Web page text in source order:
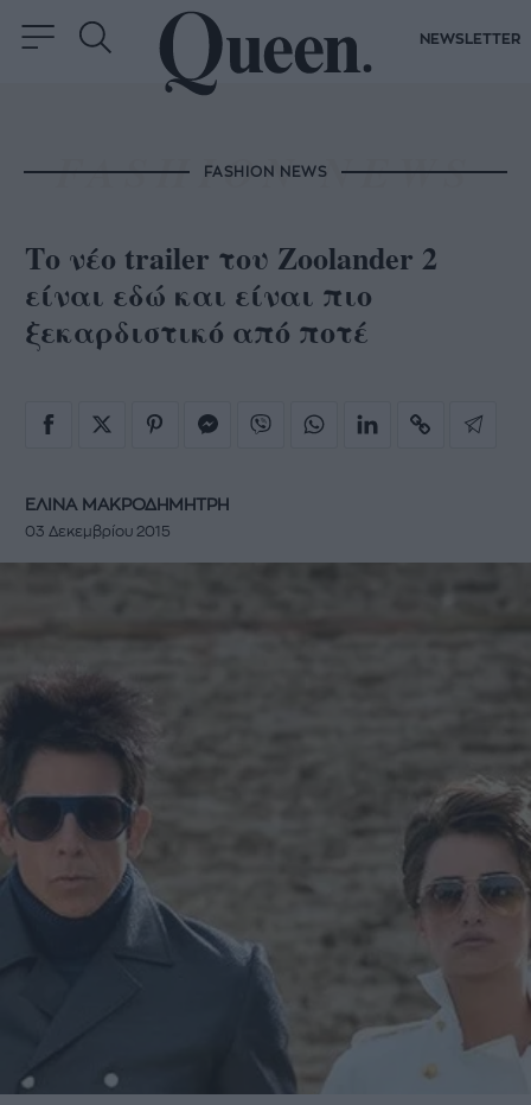
NEWSLETTER
FASHION NEWS
Το νέο trailer του Zoolander 2
είναι εδώ και είναι πιο
ξεκαρδιστικό από ποτέ
ΕΛΙΝΑ ΜΑΚΡΟΔΗΜΗΤΡΗ
03 Δεκεμβρίου 2015